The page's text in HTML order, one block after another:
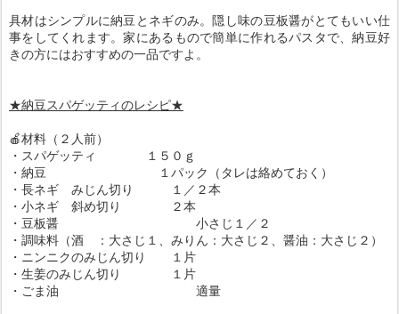
具材はシンプルに納豆とネギのみ。隠し味の豆板醤がとてもいい仕
事をしてくれます。家にあるもので簡単に作れるパスタで、納豆好
きの方にはおすすめの一品ですよ。
★納豆スパゲッティのレシピ★
🍎材料（２人前）
・スパゲッティ １５０ｇ
・納豆 １パック（タレは絡めておく）
・長ネギ みじん切り １／２本
・小ネギ 斜め切り ２本
・豆板醤 小さじ１／２
・調味料（酒 ：大さじ１、みりん：大さじ２、醤油：大さじ２）
・ニンニクのみじん切り １片
・生姜のみじん切り １片
・ごま油 適量